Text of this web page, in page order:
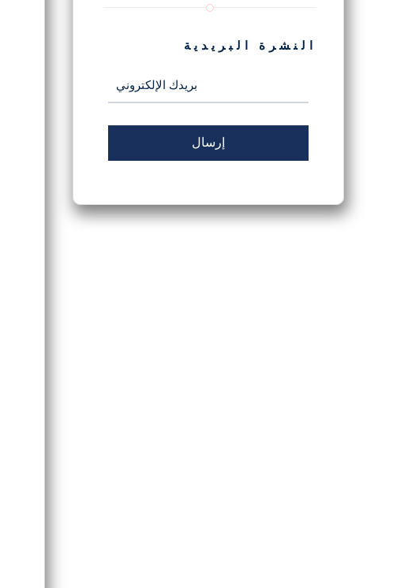
النشرة البريدية